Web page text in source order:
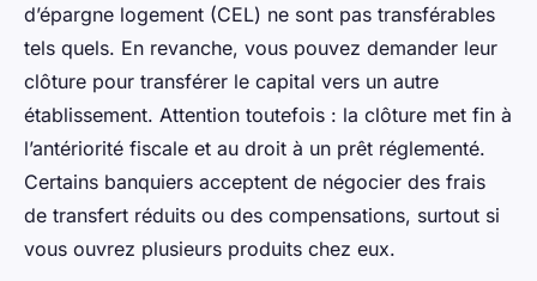
d’épargne logement (CEL) ne sont pas transférables
tels quels. En revanche, vous pouvez demander leur
clôture pour transférer le capital vers un autre
établissement. Attention toutefois : la clôture met fin à
l’antériorité fiscale et au droit à un prêt réglementé.
Certains banquiers acceptent de négocier des frais
de transfert réduits ou des compensations, surtout si
vous ouvrez plusieurs produits chez eux.